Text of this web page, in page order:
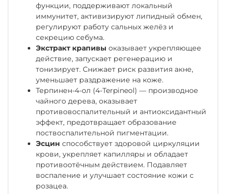
функции, поддерживают локальный
иммунитет, активизируют липидный обмен,
регулируют работу сальных желёз и
секрецию себума.
Экстракт крапивы оказывает укрепляющее
действие, запускает регенерацию и
тонизирует. Снижает риск развития акне,
уменьшает раздражение на коже.
Терпинен-4-ол (4-Terpineol) — производное
чайного дерева, оказывает
противовоспалительный и антиоксидантный
эффект, предотвращает образование
поствоспалительной пигментации.
Эсцин способствует здоровой циркуляции
крови, укрепляет капилляры и обладает
противоотёчным действием. Подавляет
воспаление и улучшает состояние кожи с
розацеа.